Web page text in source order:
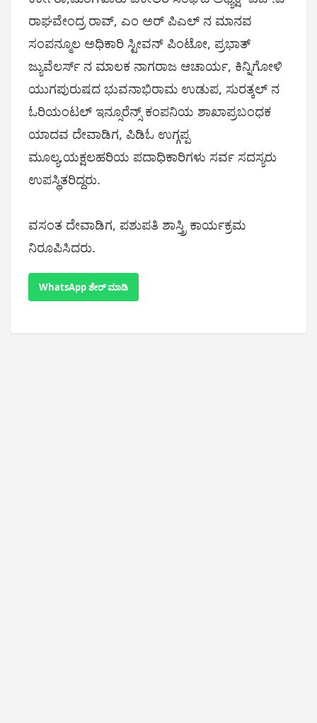
ರಾಘವೇಂದ್ರ ರಾವ್, ಎಂ ಅರ್ ಪಿಎಲ್ ನ ಮಾನವ
ಸಂಪನ್ಮೂಲ ಅಧಿಕಾರಿ ಸ್ಟೀವನ್ ಪಿಂಟೋ, ಪ್ರಭಾತ್
ಜ್ಯುವೆಲರ್ಸ್ ನ ಮಾಲಕ ನಾಗರಾಜ ಆಚಾರ್ಯ, ಕಿನ್ನಿಗೋಳಿ
ಯುಗಪುರುಷದ ಭುವನಾಭಿರಾಮ ಉಡುಪ, ಸುರತ್ಕಲ್ ನ
ಓರಿಯಂಟಲ್ ಇನ್ಸೂರೆನ್ಸ್ ಕಂಪನಿಯ ಶಾಖಾಪ್ರಬಂಧಕ
ಯಾದವ ದೇವಾಡಿಗ, ಪಿಡಿಓ ಉಗ್ಗಪ್ಪ
ಮೂಲ್ಯ,ಯಕ್ಷಲಹರಿಯ ಪದಾಧಿಕಾರಿಗಳು ಸರ್ವ ಸದಸ್ಯರು
ಉಪಸ್ಥಿತರಿದ್ದರು.
ವಸಂತ ದೇವಾಡಿಗ, ಪಶುಪತಿ ಶಾಸ್ತ್ರಿ ಕಾರ್ಯಕ್ರಮ
ನಿರೂಪಿಸಿದರು.
WhatsApp ಶೇರ್ ಮಾಡಿ